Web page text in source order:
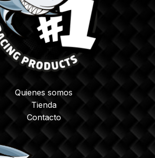
Quienes somos
Tienda
Contacto